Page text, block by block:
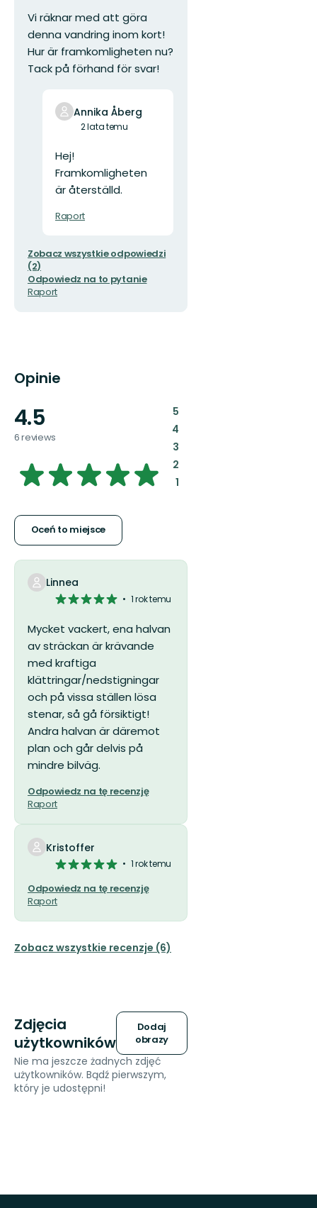
Vi räknar med att göra
denna vandring inom kort!
Hur är framkomligheten nu?
Tack på förhand för svar!
Annika Åberg
2 lata temu
Hej!
Framkomligheten
är återställd.
Raport
Zobacz wszystkie odpowiedzi
(2)
Odpowiedz na to pytanie
Raport
Opinie
4.5
6 reviews
4.500681663258351
5
gwiazdek
Oceń to miejsce
5:
4:
3:
2:
1:
Linnea
5
5
gwiazdek
1 rok temu
Mycket vackert, ena halvan
av sträckan är krävande
med kraftiga
klättringar/nedstigningar
och på vissa ställen lösa
stenar, så gå försiktigt!
Andra halvan är däremot
plan och går delvis på
mindre bilväg.
Odpowiedz na tę recenzję
Raport
Kristoffer
5
5
gwiazdek
1 rok temu
Odpowiedz na tę recenzję
Raport
Zobacz wszystkie recenzje (6)
Zdjęcia
użytkowników
Dodaj
obrazy
Nie ma jeszcze żadnych zdjęć
użytkowników. Bądź pierwszym,
który je udostępni!